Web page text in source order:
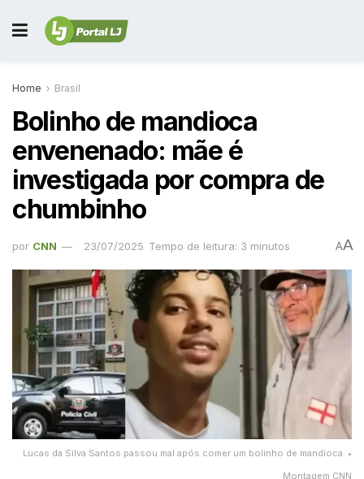
Home Brasil
Bolinho de mandioca
envenenado: mãe é
investigada por compra de
chumbinho
por CNN 23/07/2025 Tempo de leitura: 3 minutos AA
Lucas da Silva Santos passou mal após comer um bolinho de mandioca. •
Montagem CNN